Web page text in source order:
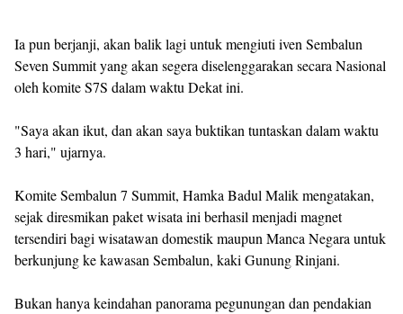
Ia pun berjanji, akan balik lagi untuk mengiuti iven Sembalun
Seven Summit yang akan segera diselenggarakan secara Nasional
oleh komite S7S dalam waktu Dekat ini.
"Saya akan ikut, dan akan saya buktikan tuntaskan dalam waktu
3 hari," ujarnya.
Komite Sembalun 7 Summit, Hamka Badul Malik mengatakan,
sejak diresmikan paket wisata ini berhasil menjadi magnet
tersendiri bagi wisatawan domestik maupun Manca Negara untuk
berkunjung ke kawasan Sembalun, kaki Gunung Rinjani.
Bukan hanya keindahan panorama pegunungan dan pendakian